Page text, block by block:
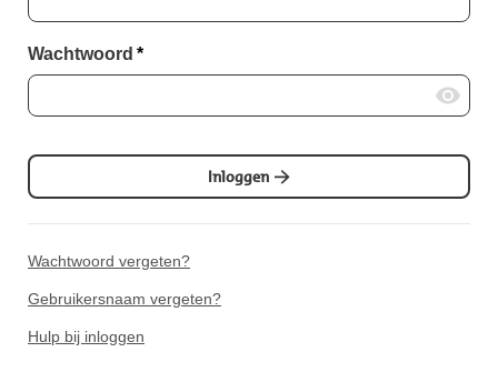
Wachtwoord *
Inloggen
Wachtwoord vergeten?
Gebruikersnaam vergeten?
Hulp bij inloggen